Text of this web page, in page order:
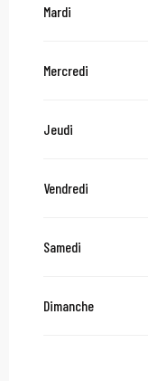
Mardi
Mercredi
Jeudi
Vendredi
Samedi
Dimanche